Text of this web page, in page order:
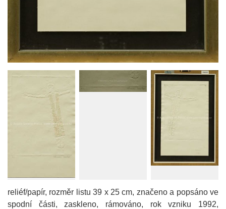
reliéf/papír, rozměr listu 39 x 25 cm, značeno a popsáno ve
spodní části, zaskleno, rámováno, rok vzniku 1992,